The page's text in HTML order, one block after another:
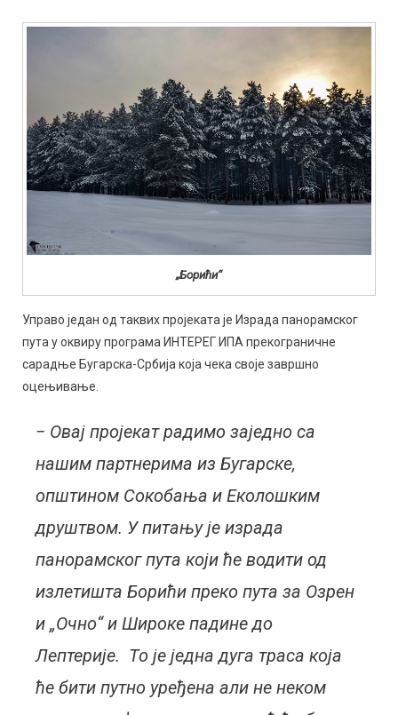
„Борићи“
Управо један од таквих пројеката је Израда панорамског
пута у оквиру програма ИНТЕРЕГ ИПА прекограничне
сарадње Бугарска-Србија која чека своје завршно
оцењивање.
− Овај пројекат радимо заједно са
нашим партнерима из Бугарске,
општином Сокобања и Еколошким
друштвом. У питању је израда
панорамског пута који ће водити од
излетишта Борићи преко пута за Озрен
и „Очно“ и Широке падине до
Лептерије. То је једна дуга траса која
ће бити путно уређена али не неком